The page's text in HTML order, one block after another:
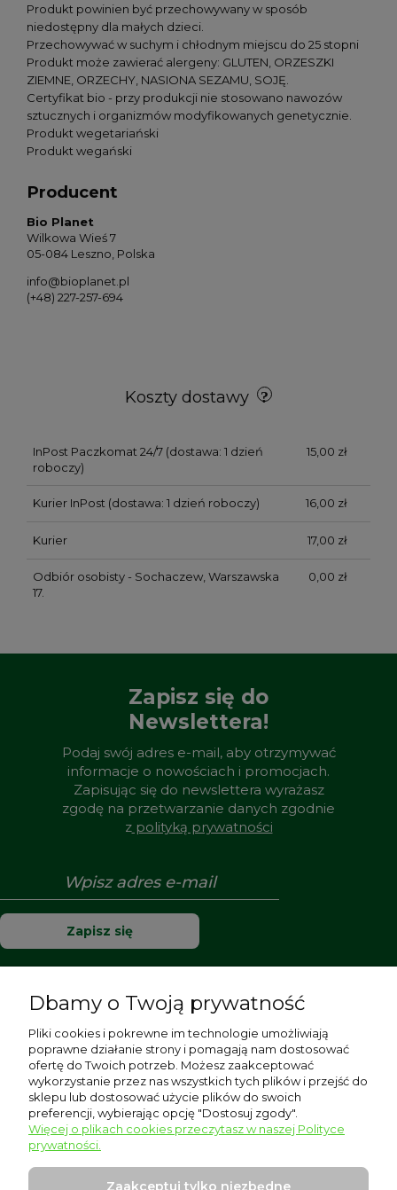
Produkt powinien być przechowywany w sposób
niedostępny dla małych dzieci.
Przechowywać w suchym i chłodnym miejscu do 25 stopni
Produkt może zawierać alergeny: GLUTEN, ORZESZKI
ZIEMNE, ORZECHY, NASIONA SEZAMU, SOJĘ.
Certyfikat bio - przy produkcji nie stosowano nawozów
sztucznych i organizmów modyfikowanych genetycznie.
Produkt wegetariański
Produkt wegański
Producent
Bio Planet
Wilkowa Wieś 7
05-084 Leszno, Polska
info@bioplanet.pl
(+48) 227-257-694
Koszty dostawy
InPost Paczkomat 24/7(dostawa: 1 dzień
roboczy)
15,00 zł
Kurier InPost (dostawa: 1 dzień roboczy) 16,00 zł
Kurier 17,00 zł
Odbiór osobisty - Sochaczew, Warszawska
17.
0,00 zł
Zapisz się do
Newslettera!
Podaj swój adres e-mail, aby otrzymywać
informacje o nowościach i promocjach.
Zapisując się do newslettera wyrażasz
zgodę na przetwarzanie danych zgodnie
zpolityką prywatności
Zapisz się
Moje konto
Płatności i dostawa
Informacje
Dbamy o Twoją prywatność
Pliki cookies i pokrewne im technologie umożliwiają
poprawne działanie strony i pomagają nam dostosować
ofertę do Twoich potrzeb. Możesz zaakceptować
wykorzystanie przez nas wszystkich tych plików i przejść do
sklepu lub dostosować użycie plików do swoich
preferencji, wybierając opcję "Dostosuj zgody".
Więcej o plikach cookies przeczytasz w naszej Polityce
prywatności.
Zaakceptuj tylko niezbędne